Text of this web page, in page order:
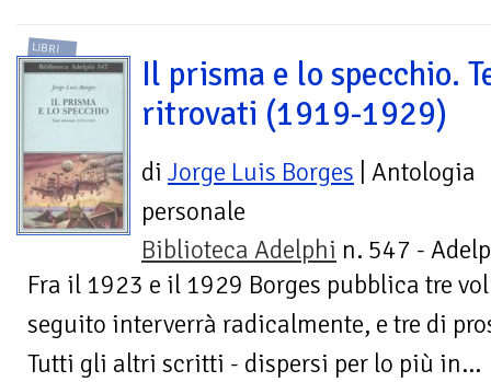
LIBRI
Il prisma e lo specchio.
ritrovati (1919-1929)
di Jorge Luis Borges | Antologia
personale
Biblioteca Adelphi n. 547 -
Fra il 1923 e il 1929 Borges pubblica tre
seguito interverrà radicalmente, e tre di
Tutti gli altri scritti - dispersi per lo più in...